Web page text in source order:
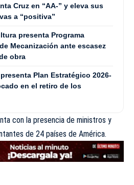
Cruz en “AA-” y eleva sus
a “positiva”
presenta Programa
Mecanización ante escasez
obra
presenta Plan Estratégico 2026-
en el retiro de los
con la presencia de ministros y
de 24 países de América.